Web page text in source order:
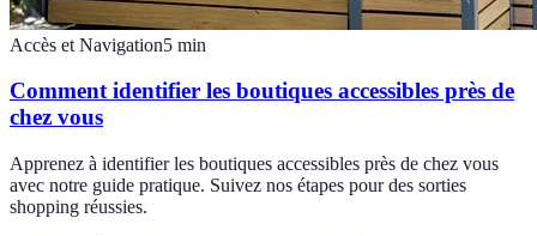
Accès et Navigation5 min
Comment identifier les boutiques accessibles près de
chez vous
Apprenez à identifier les boutiques accessibles près de chez vous
avec notre guide pratique. Suivez nos étapes pour des sorties
shopping réussies.